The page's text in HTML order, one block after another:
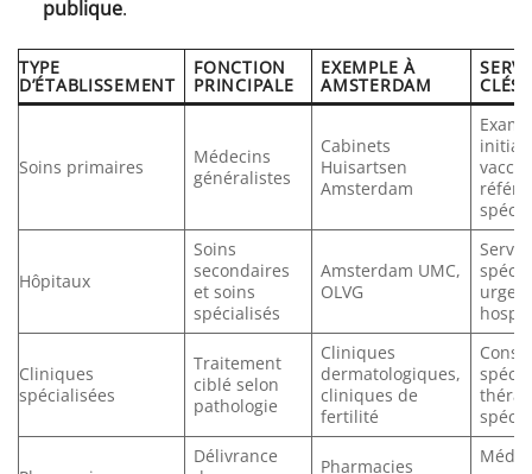
publique.
TYPE
D’ÉTABLISSEMENT
FONCTION
PRINCIPALE
EXEMPLE À
AMSTERDAM CLÉS
Soins primaires
Médecins
généralistes
Cabinets
Huisartsen
Amsterdam
Hôpitaux
Soins
secondaires
et soins
spécialisés
Amsterdam UMC,
OLVG
Cliniques
spécialisées
Traitement
ciblé selon
pathologie
Cliniques
dermatologiques,
cliniques de
fertilité
Délivrance
Pharmacies